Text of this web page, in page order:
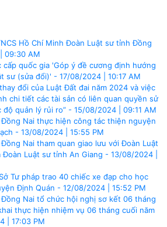
Hồ Chí Minh Đoàn Luật sư tỉnh Đồng
09:30 AM
cấp quốc gia 'Góp ý đề cương định hướng
sư (sửa đổi)' - 17/08/2024 | 10:17 AM
đổi của Luật Đất đai năm 2024 và việc
chi tiết các tài sản có liên quan quyền sử
quản lý rủi ro” - 15/08/2024 | 09:11 AM
Nai thực hiện công tác thiện nguyện
- 13/08/2024 | 15:55 PM
Nai tham quan giao lưu với Đoàn Luật
Đoàn Luật sư tỉnh An Giang - 13/08/2024 |
Tư pháp trao 40 chiếc xe đạp cho học
Định Quán - 12/08/2024 | 15:52 PM
Nai tổ chức hội nghị sơ kết 06 tháng
thực hiện nhiệm vụ 06 tháng cuối năm
| 17:03 PM